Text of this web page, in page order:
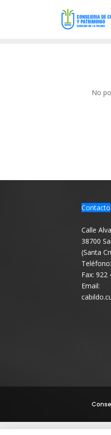
No
Contacto
Calle
38700
(Santa
Fax: 922
Email: